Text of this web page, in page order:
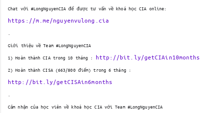
Chat với #LongNguyenCIA để được tư vấn về khoá học CIA online:
https://m.me/nguyenvulong.cia
.
Giới thiệu về Team #LongNguyenCIA
1) Hoàn thành CIA trong 10 tháng : http://bit.ly/getCIAin10months
http://bit.ly/getCISAin6months
.
Cảm nhận của học viên về khoá học CIA với Team #LongNguyenCIA